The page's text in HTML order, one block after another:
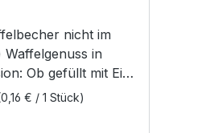
nicht im
Waffelgenuss in
Ob gefüllt mit Eis,
oder Likör – Ihrer
€ / 1 Stück)